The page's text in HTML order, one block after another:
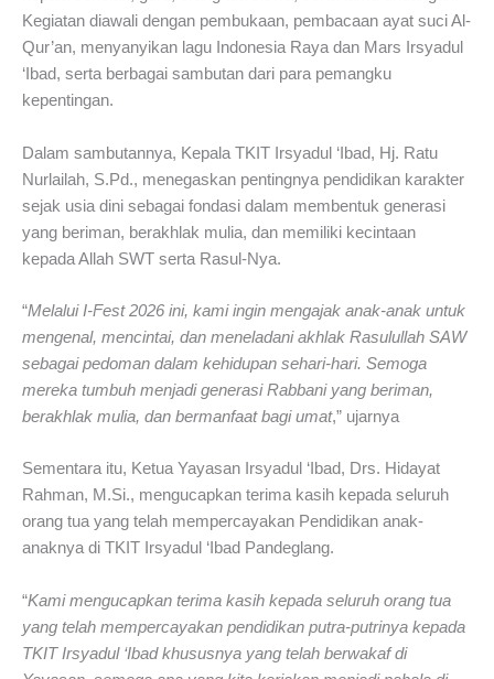
Kegiatan diawali dengan pembukaan, pembacaan ayat suci Al-
Qur’an, menyanyikan lagu Indonesia Raya dan Mars Irsyadul
‘Ibad, serta berbagai sambutan dari para pemangku
kepentingan.
Dalam sambutannya, Kepala TKIT Irsyadul ‘Ibad, Hj. Ratu
Nurlailah, S.Pd., menegaskan pentingnya pendidikan karakter
sejak usia dini sebagai fondasi dalam membentuk generasi
yang beriman, berakhlak mulia, dan memiliki kecintaan
kepada Allah SWT serta Rasul-Nya.
“Melalui I-Fest 2026 ini, kami ingin mengajak anak-anak untuk
mengenal, mencintai, dan meneladani akhlak Rasulullah SAW
sebagai pedoman dalam kehidupan sehari-hari. Semoga
mereka tumbuh menjadi generasi Rabbani yang beriman,
berakhlak mulia, dan bermanfaat bagi umat,” ujarnya
Sementara itu, Ketua Yayasan Irsyadul ‘Ibad, Drs. Hidayat
Rahman, M.Si., mengucapkan terima kasih kepada seluruh
orang tua yang telah mempercayakan Pendidikan anak-
anaknya di TKIT Irsyadul ‘Ibad Pandeglang.
“Kami mengucapkan terima kasih kepada seluruh orang tua
yang telah mempercayakan pendidikan putra-putrinya kepada
TKIT Irsyadul ‘Ibad khususnya yang telah berwakaf di